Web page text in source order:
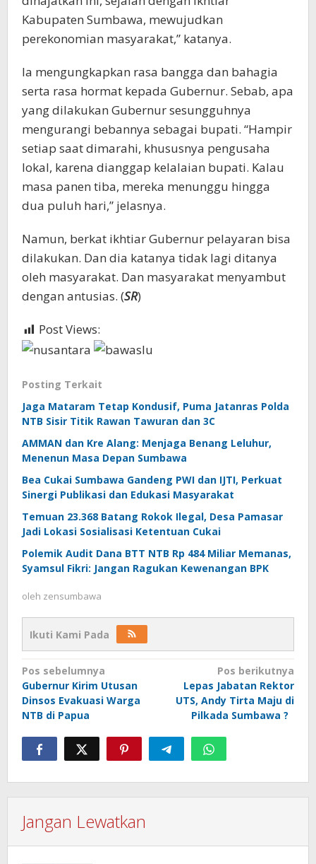
Kabupaten Sumbawa, mewujudkan
perekonomian masyarakat,” katanya.
Ia mengungkapkan rasa bangga dan bahagia
serta rasa hormat kepada Gubernur. Sebab, apa
yang dilakukan Gubernur sesungguhnya
mengurangi bebannya sebagai bupati. “Hampir
setiap saat dimarahi, khususnya pengusaha
lokal, karena dianggap kelalaian bupati. Kalau
masa panen tiba, mereka menunggu hingga
dua puluh hari,” jelasnya.
Namun, berkat ikhtiar Gubernur pelayaran bisa
dilakukan. Dan dia katanya tidak lagi ditanya
oleh masyarakat. Dan masyarakat menyambut
dengan antusias. (SR)
Post Views:
Posting Terkait
Jaga Mataram Tetap Kondusif, Puma Jatanras Polda
NTB Sisir Titik Rawan Tawuran dan 3C
AMMAN dan Kre Alang: Menjaga Benang Leluhur,
Menenun Masa Depan Sumbawa
Bea Cukai Sumbawa Gandeng PWI dan IJTI, Perkuat
Sinergi Publikasi dan Edukasi Masyarakat
Temuan 23.368 Batang Rokok Ilegal, Desa Pamasar
Jadi Lokasi Sosialisasi Ketentuan Cukai
Polemik Audit Dana BTT NTB Rp 484 Miliar Memanas,
Syamsul Fikri: Jangan Ragukan Kewenangan BPK
oleh zensumbawa
Ikuti Kami Pada
Navigasi
pos
Pos sebelumnya
Gubernur Kirim Utusan
Dinsos Evakuasi Warga
NTB di Papua
Pos berikutnya
Lepas Jabatan Rektor
UTS, Andy Tirta Maju di
Pilkada Sumbawa ?
Jangan Lewatkan